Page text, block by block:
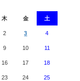
木 金 土
2 3 4
9 10 11
16 17 18
23 24 25